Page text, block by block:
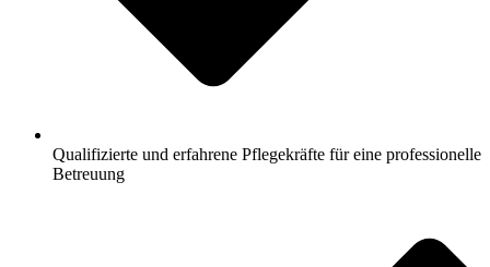
Qualifizierte und erfahrene Pflegekräfte für eine professionelle
Betreuung